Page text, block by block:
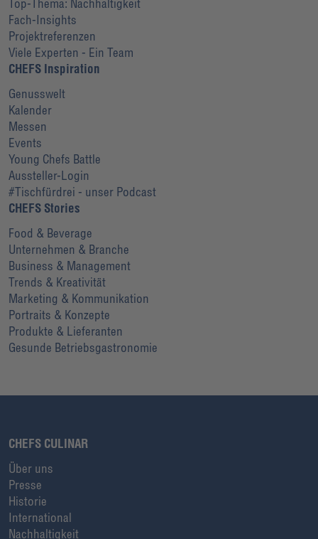
Fach-Insights
Projektreferenzen
Viele Experten - Ein Team
CHEFS Inspiration
Genusswelt
Kalender
Messen
Events
Young Chefs Battle
Aussteller-Login
#Tischfürdrei - unser Podcast
CHEFS Stories
Food & Beverage
Unternehmen & Branche
Business & Management
Trends & Kreativität
Marketing & Kommunikation
Portraits & Konzepte
Produkte & Lieferanten
Gesunde Betriebsgastronomie
CHEFS CULINAR
Über uns
Presse
Historie
International
Nachhaltigkeit